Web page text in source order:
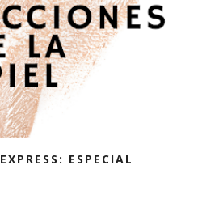
ESPECIAL